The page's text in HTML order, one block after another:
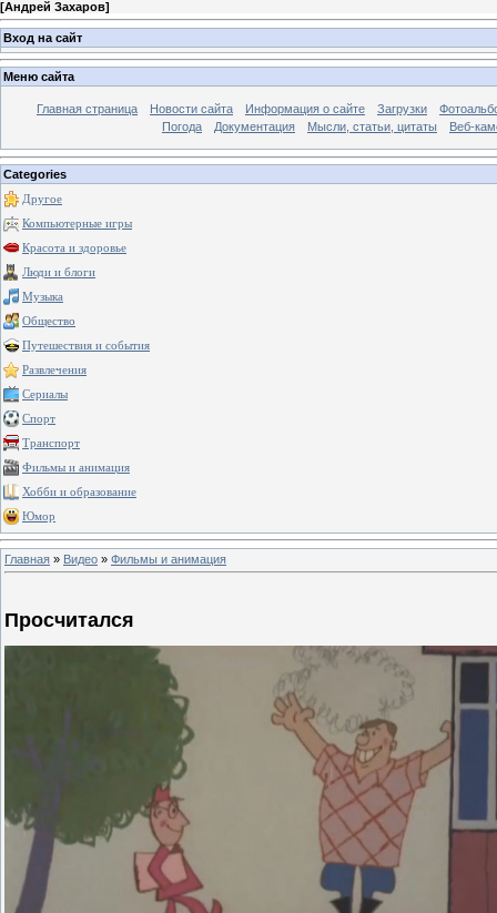
[Андрей Захаров]
Вход на сайт
Меню сайта
Главная страница Новости сайта Информация о сайте Загрузки
Погода
Документация Мысли, статьи, цитаты Веб-
Categories
Другое
Компьютерные игры
Красота и здоровье
Люди и блоги
Музыка
Общество
Путешествия и события
Развлечения
Сериалы
Спорт
Транспорт
Фильмы и анимация
Хобби и образование
Юмор
Главная » Видео » Фильмы и анимация
Просчитался